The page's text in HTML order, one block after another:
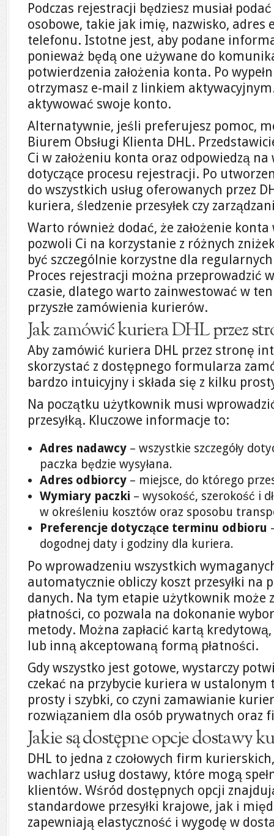
Podczas rejestracji będziesz musiał
osobowe, takie jak imię, nazwisko, adres
telefonu. Istotne jest, aby podane
ponieważ będą one używane do
potwierdzenia założenia konta. Po
otrzymasz e-mail z linkiem
aktywować swoje konto.
Alternatywnie, jeśli preferujesz pomoc,
Biurem Obsługi Klienta DHL.
Ci w założeniu konta oraz odpowiedzą
dotyczące procesu rejestracji. Po
do wszystkich usług oferowanych przez
kuriera, śledzenie przesyłek czy
Warto również dodać, że założenie konta
pozwoli Ci na korzystanie z różnych
być szczególnie korzystne dla
Proces rejestracji można przeprowadzić
czasie, dlatego warto zainwestować w
przyszłe zamówienia kurierów.
Jak zamówić kuriera DHL przez
Aby zamówić kuriera DHL przez stronę
skorzystać z dostępnego formularza
bardzo intuicyjny i składa się z kilku
Na początku użytkownik musi
przesyłką. Kluczowe informacje to:
Adres nadawcy – wszystkie szczegóły
paczka będzie wysyłana.
Adres odbiorcy – miejsce, do którego
Wymiary paczki – wysokość, szerokość i
w określeniu kosztów oraz sposobu
Preferencje dotyczące terminu odbioru
dogodnej daty i godziny dla kuriera.
Po wprowadzeniu wszystkich
automatycznie obliczy koszt przesyłki na
danych. Na tym etapie użytkownik może
płatności, co pozwala na dokonanie
metody. Można zapłacić kartą
lub inną akceptowaną formą płatności.
Gdy wszystko jest gotowe, wystarczy
czekać na przybycie kuriera w
prosty i szybki, co czyni zamawianie
rozwiązaniem dla osób prywatnych oraz
Jakie są dostępne opcje dostawy
DHL to jedna z czołowych firm
wachlarz usług dostawy, które mogą
klientów. Wśród dostępnych opcji
standardowe przesyłki krajowe, jak i
zapewniają elastyczność i wygodę w